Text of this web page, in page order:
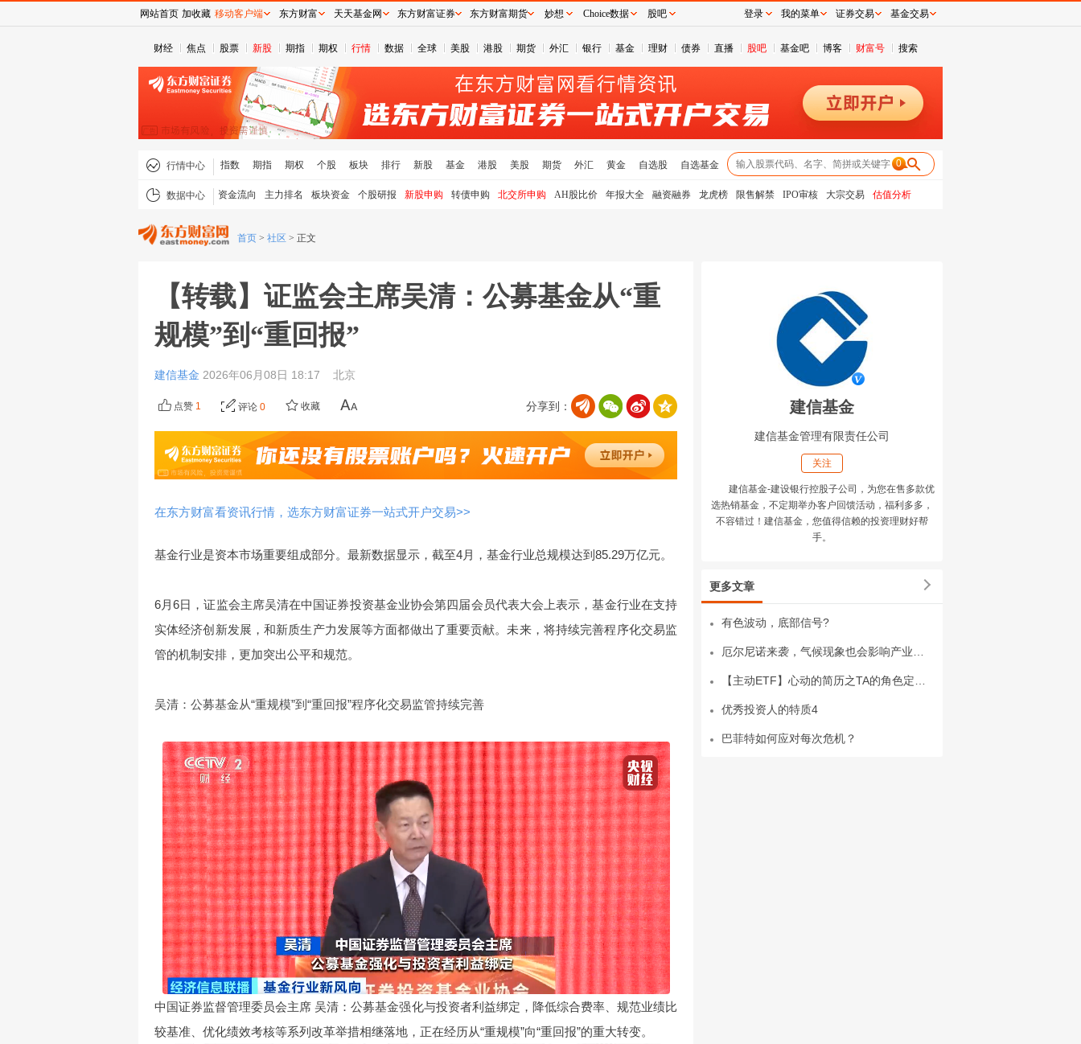
财经 焦点 股票 新股 期指 期权 行情 数据 全球 美股 港股 期货 外汇 银行 基金 理财 债券 直播 股吧 基金吧 博客 财富号 搜索
行情中心 指数 期指 期权 个股 板块 排行 新股 基金 港股 美股 期货 外汇 黄金 自选股 自选基金 0
数据中心 资金流向 主力排名 板块资金 个股研报 新股申购 转债申购 北交所申购 AH股比价 年报大全 融资融券 龙虎榜 限售解禁 IPO审核 大宗交易 估值分析
首页 > 社区 > 正文
【转载】证监会主席吴清：公募基金从“重
规模”到“重回报”
建信基金 2026年06月08日 18:17 北京
分享到：
点赞 1 评论 0 收藏
在东方财富看资讯行情，选东方财富证券一站式开户交易>>
基金行业是资本市场重要组成部分。最新数据显示，截至4月，基金行业总规模达到85.29万亿元。
6月6日，证监会主席吴清在中国证券投资基金业协会第四届会员代表大会上表示，基金行业在支持
实体经济创新发展，和新质生产力发展等方面都做出了重要贡献。未来，将持续完善程序化交易监
管的机制安排，更加突出公平和规范。
吴清：公募基金从“重规模”到“重回报”程序化交易监管持续完善
中国证券监督管理委员会主席 吴清：公募基金强化与投资者利益绑定，降低综合费率、规范业绩比
较基准、优化绩效考核等系列改革举措相继落地，正在经历从“重规模”向“重回报”的重大转变。
建信基金
建信基金管理有限责任公司
关注
建信基金-建设银行控股子公司，为您在售多款优
选热销基金，不定期举办客户回馈活动，福利多多，
不容错过！建信基金，您值得信赖的投资理财好帮
手。
更多文章
有色波动，底部信号?
优秀投资人的特质4
巴菲特如何应对每次危机？
网站首页 加收藏 移动客户端 东方财富 天天基金网 东方财富证券 东方财富期货 妙想 Choice数据 股吧 登录 我的菜单 证券交易 基金交易